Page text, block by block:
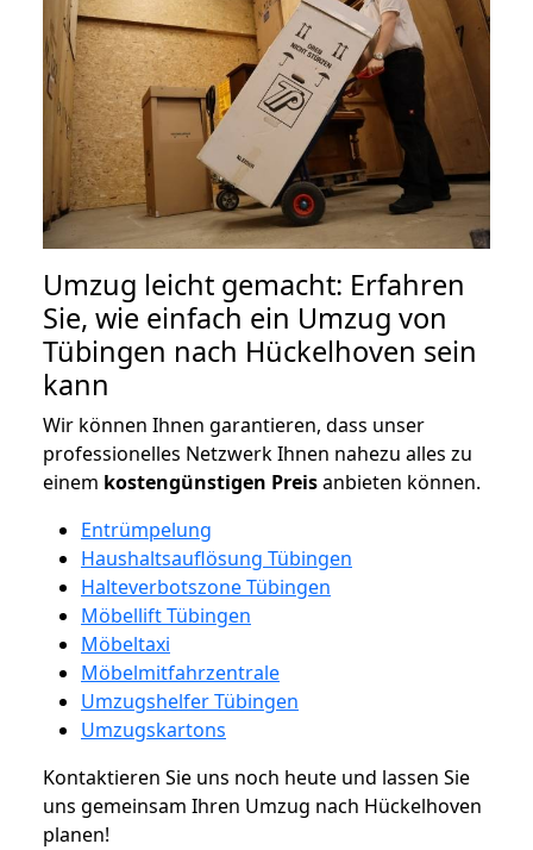
Umzug leicht gemacht: Erfahren
Sie, wie einfach ein Umzug von
Tübingen nach Hückelhoven sein
kann
Wir können Ihnen garantieren, dass unser
professionelles Netzwerk Ihnen nahezu alles zu
einem kostengünstigen Preisanbieten können.
Entrümpelung
Haushaltsauflösung Tübingen
Halteverbotszone Tübingen
Möbellift Tübingen
Möbeltaxi
Möbelmitfahrzentrale
Umzugshelfer Tübingen
Umzugskartons
Kontaktieren Sie uns noch heute und lassen Sie
uns gemeinsam Ihren Umzug nach Hückelhoven
planen!